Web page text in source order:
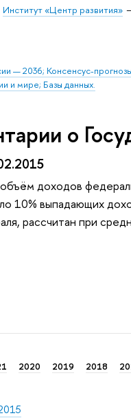
Институт «Центр развития»
— 2036; Консенсус-
и мире; Базы данных.
о
доходов
10% выпадающих
рассчитан при
2020 2019 2018